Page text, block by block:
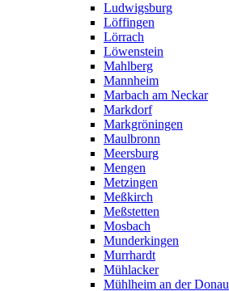
Ludwigsburg
Löffingen
Lörrach
Löwenstein
Mahlberg
Mannheim
Marbach am Neckar
Markdorf
Markgröningen
Maulbronn
Meersburg
Mengen
Metzingen
Meßkirch
Meßstetten
Mosbach
Munderkingen
Murrhardt
Mühlacker
Mühlheim an der Donau